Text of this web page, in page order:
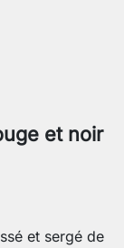
et noir
et sergé de